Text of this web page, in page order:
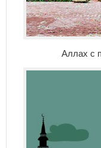
Аллах с